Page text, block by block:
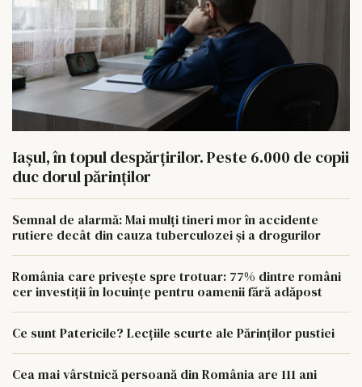
Iașul, în topul despărțirilor. Peste 6.000 de copii
duc dorul părinților
Semnal de alarmă: Mai mulți tineri mor în accidente
rutiere decât din cauza tuberculozei și a drogurilor
România care privește spre trotuar: 77% dintre români
cer investiții în locuințe pentru oamenii fără adăpost
Ce sunt Patericile? Lecțiile scurte ale Părinților pustiei
Cea mai vârstnică persoană din România are 111 ani